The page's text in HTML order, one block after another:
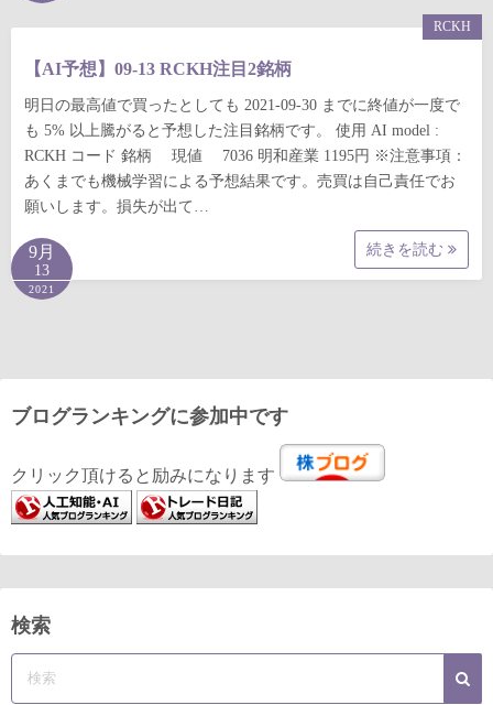
【AI予想】09-13 RCKH注目2銘柄
明日の最高値で買ったとしても 2021-09-30 までに終値が一度で
も 5% 以上騰がると予想した注目銘柄です。 使用 AI model :
RCKH コード 銘柄 現値 7036 明和産業 1195円 ※注意事項：
あくまでも機械学習による予想結果です。売買は自己責任でお
願いします。損失が出て…
続きを読む
RCKH
9月
13
2021
ブログランキングに参加中です
クリック頂けると励みになります
検索